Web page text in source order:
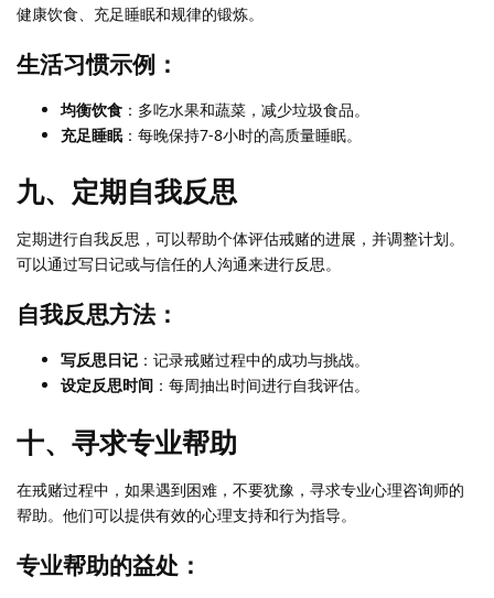
健康饮食、充足睡眠和规律的锻炼。
生活习惯示例：
均衡饮食 ：多吃水果和蔬菜，减少垃圾食品。
充足睡眠 ：每晚保持7-8小时的高质量睡眠。
九、定期自我反思
定期进行自我反思，可以帮助个体评估戒赌的进展，并调整计划。
可以通过写日记或与信任的人沟通来进行反思。
自我反思方法：
写反思日记 ：记录戒赌过程中的成功与挑战。
设定反思时间 ：每周抽出时间进行自我评估。
十、寻求专业帮助
在戒赌过程中，如果遇到困难，不要犹豫，寻求专业心理咨询师的
帮助。他们可以提供有效的心理支持和行为指导。
专业帮助的益处：